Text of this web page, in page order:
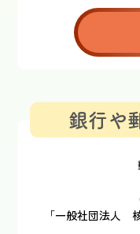
銀行や
「一般社団法人